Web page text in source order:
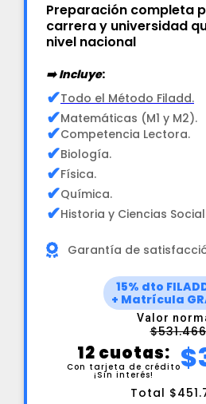
Preparación completa
carrera y universidad
nivel nacional
➡️ Incluye:
✔Todo el Método Filadd.
✔
✔
Matemáticas (M1 y M2).
Competencia Lectora.
✔Biología.
✔Física.
✔Química.
✔Historia y Ciencias
Garantía de
15% dto
+ Matrícula
Valor
$531.466
12 cuotas:
Con tarjeta de crédito
¡Sin interés!
Total